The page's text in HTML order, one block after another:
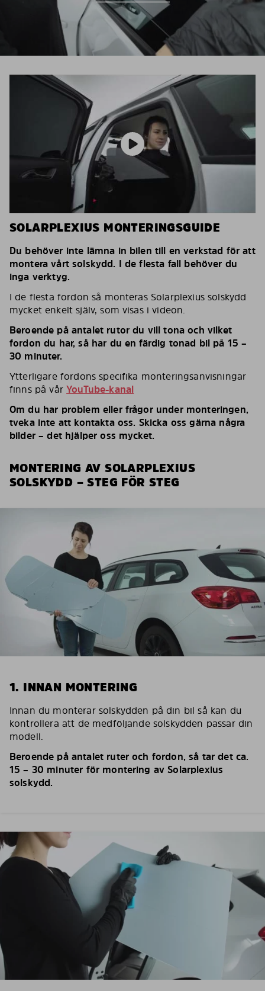
SOLARPLEXIUS MONTERINGSGUIDE
Du behöver inte lämna in bilen till en verkstad för att
montera vårt solskydd. I de flesta fall behöver du
inga verktyg.
I de flesta fordon så monteras Solarplexius solskydd
mycket enkelt själv, som visas i videon.
Beroende på antalet rutor du vill tona och vilket
fordon du har, så har du en färdig tonad bil på 15 –
30 minuter.
Ytterligare fordons specifika monteringsanvisningar
finns på vårYouTube-kanal
Om du har problem eller frågor under monteringen,
tveka inte att kontakta oss. Skicka oss gärna några
bilder – det hjälper oss mycket.
MONTERING AV SOLARPLEXIUS
SOLSKYDD – STEG FÖR STEG
1. INNAN MONTERING
Innan du monterar solskydden på din bil så kan du
kontrollera att de medföljande solskydden passar din
modell.
Beroende på antalet ruter och fordon, så tar det ca.
15 – 30 minuter för montering av Solarplexius
solskydd.